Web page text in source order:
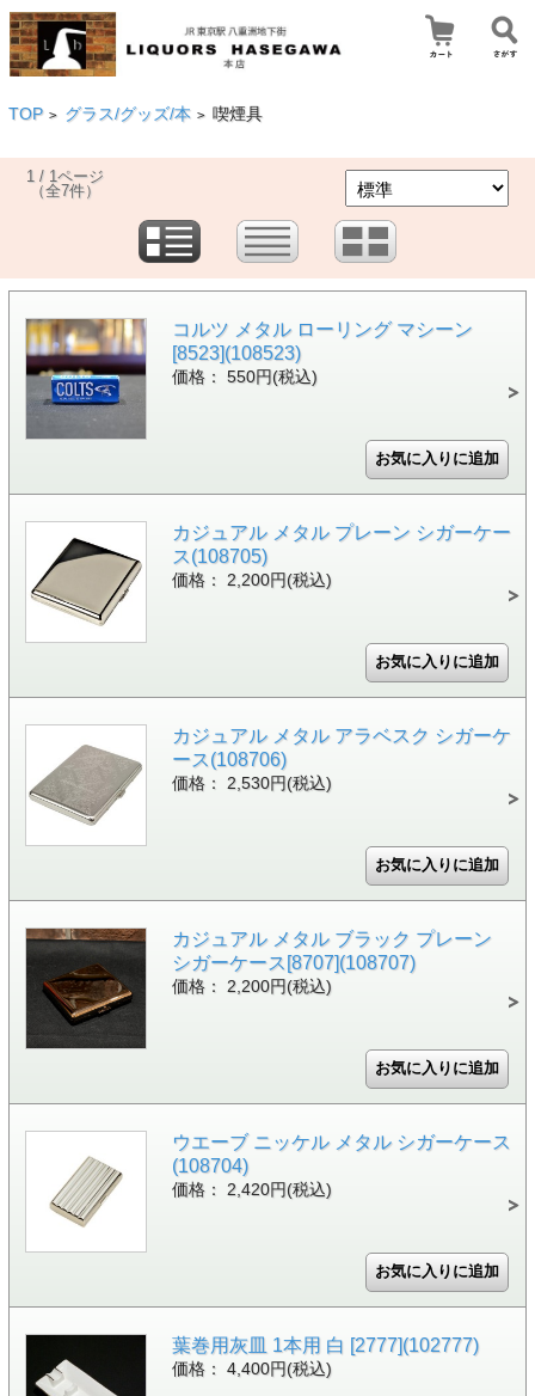
TOP > グラス/グッズ/本 > 喫煙具
1 / 1ページ
（全7件）
コルツ メタル ローリング マシーン
[8523](108523)
価格： 550円(税込)
カジュアル メタル プレーン シガーケー
ス(108705)
価格： 2,200円(税込)
カジュアル メタル アラベスク シガーケ
ース(108706)
価格： 2,530円(税込)
カジュアル メタル ブラック プレーン
シガーケース[8707](108707)
価格： 2,200円(税込)
ウエーブ ニッケル メタル シガーケース
(108704)
価格： 2,420円(税込)
葉巻用灰皿 1本用 白 [2777](102777)
価格： 4,400円(税込)